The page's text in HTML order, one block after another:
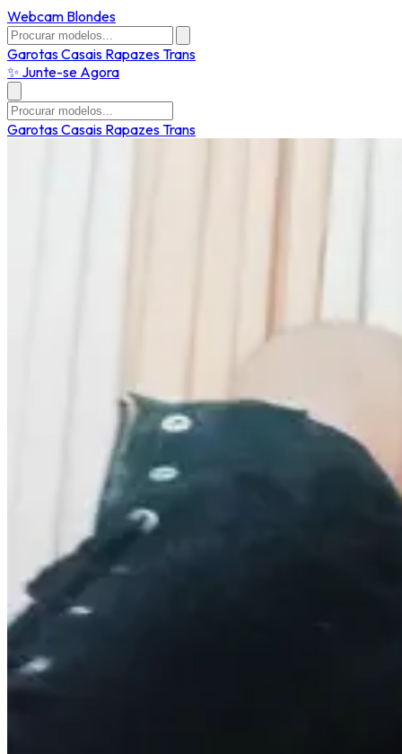
Webcam Blondes
GarotasCasais RapazesTrans
✨ Junte-se Agora
GarotasCasais RapazesTrans